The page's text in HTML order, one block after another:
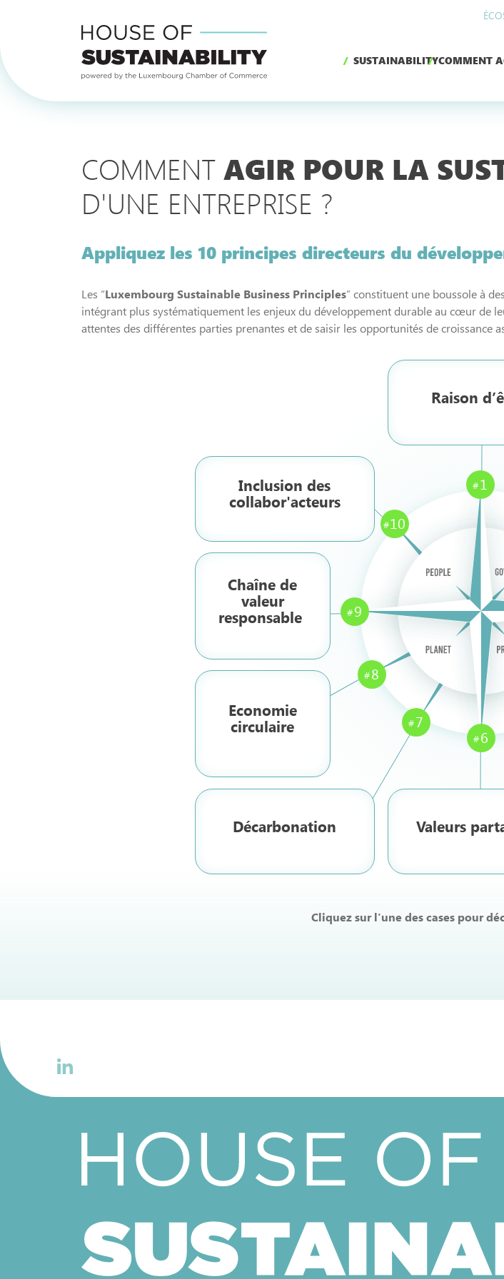
SUSTAINABILITYCOMMENT
COMMENT AGIR POUR LA
D'UNE ENTREPRISE ?
Appliquez les 10 principes directeurs du
Les “Luxembourg Sustainable Business Principles” constituent une boussole à
intégrant plus systématiquement les enjeux du développement durable au cœur de
attentes des différentes parties prenantes et de saisir les opportunités de croissance
1
Raison
6
Valeurs
7
Décarbonation
8
Economie
circulaire
9
Chaîne de
valeur
responsable
10
Inclusion des
collabor'acteurs
Cliquez sur l'une des cases pour